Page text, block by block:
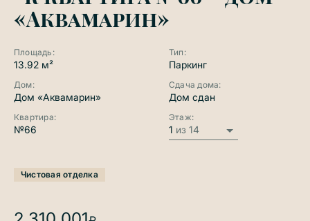
«Аквамарин»
Площадь:
13.92 м²
Тип:
Паркинг
Дом:
Дом «Аквамарин»
Сдача дома:
Дом сдан
Квартира:
№66
Этаж:
1 из 14
Чистовая отделка